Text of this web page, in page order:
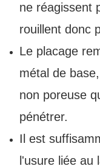
ne réagissent
rouillent donc
Le placage
métal de
non poreuse
pénétrer.
Il est
l'usure liée au